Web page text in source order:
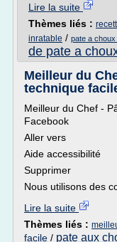
Lire la suite
Thèmes liés :
inratable / pate a choux
de pate a
Meilleur du
technique
Meilleur du Chef -
Facebook
Aller vers
Aide accessibilité
Supprimer
Nous utilisons des
Lire la suite
Thèmes liés :
facile / pate aux